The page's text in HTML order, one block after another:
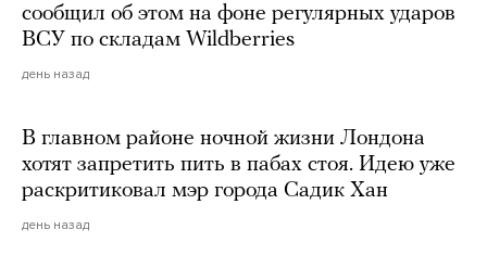
сообщил об этом на фоне регулярных ударов
ВСУ по складам Wildberries
день назад
В главном районе ночной жизни Лондона
хотят запретить пить в пабах стоя. Идею уже
раскритиковал мэр города Садик Хан
день назад